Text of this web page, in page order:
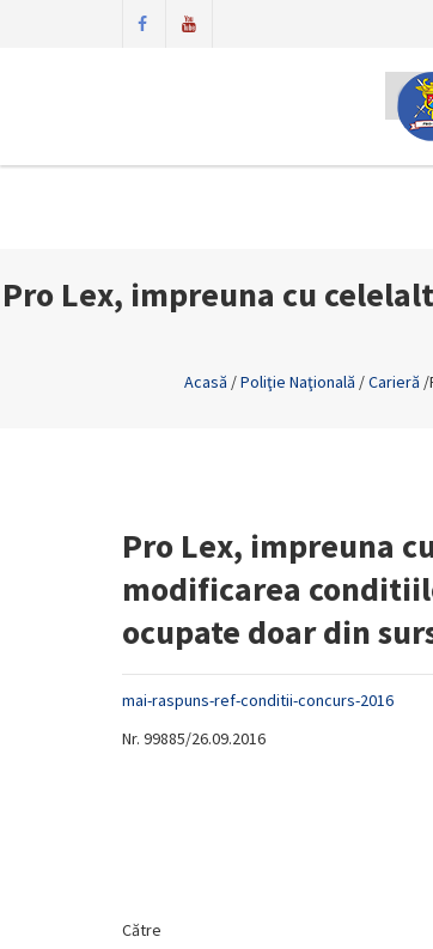
Pro Lex, impreuna cu
Acasă /Poliţie Naţională /Carieră /
Pro Lex, impreuna
modificarea
ocupate doar din
mai-raspuns-ref-conditii-concurs-2016
Nr. 99885/26.09.2016
Către